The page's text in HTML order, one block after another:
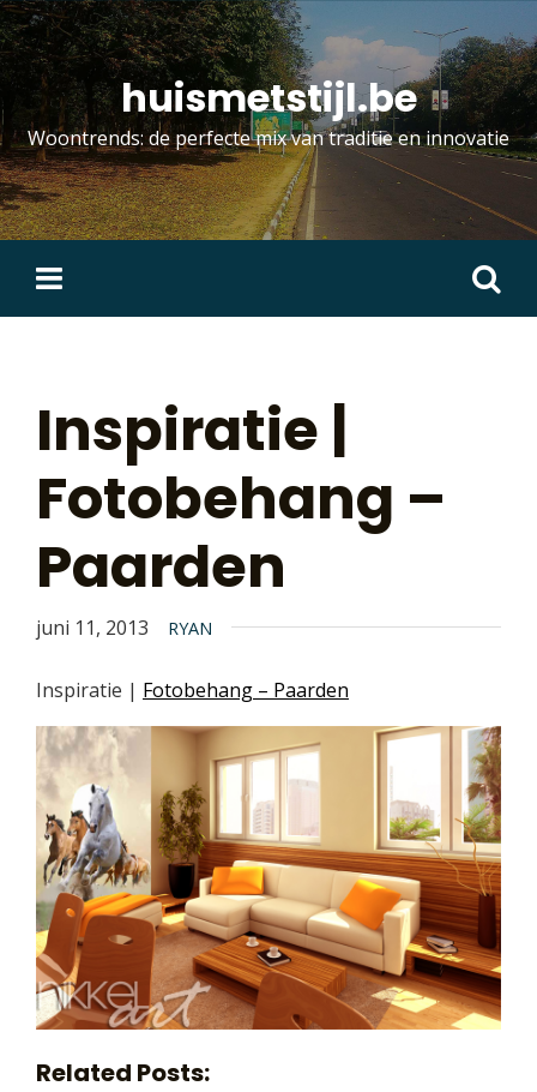
Skip
to
content
huismetstijl.be
Woontrends: de perfecte mix van traditie en innovatie
Zoeken
naar:
Inspiratie |
Fotobehang –
Paarden
juni 11, 2013 RYAN
Inspiratie | Fotobehang – Paarden
Related Posts: